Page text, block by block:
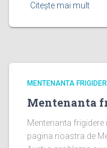
Citește mai mult
MENTENANTA
Mentenanta
Mentenanta frigidere
pagina noastra de